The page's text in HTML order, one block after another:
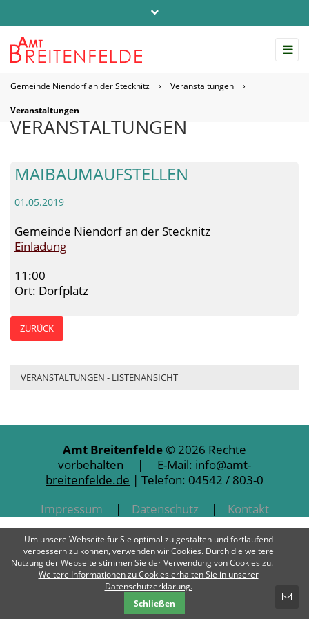
SCHNELLKONTAKT
E-Mail-Nachricht - Amt Breitenfelde
info@amt-breitenfelde.de
Gemeinde Niendorf an der Stecknitz › Veranstaltungen ›
Veranstaltungen
VERANSTALTUNGEN
MAIBAUMAUFSTELLEN
01.05.2019
Gemeinde Niendorf an der Stecknitz
Einladung
11:00
Ort: Dorfplatz
ZURÜCK
VERANSTALTUNGEN - LISTENANSICHT
Amt Breitenfelde © 2026 Rechte
vorbehalten | E-Mail: info@amt-
breitenfelde.de | Telefon: 04542 / 803-0
Impressum
Datenschutz Kontakt
Um unsere Webseite für Sie optimal zu gestalten und fortlaufend
verbessern zu können, verwenden wir Cookies. Durch die weitere
Nutzung der Webseite stimmen Sie der Verwendung von Cookies zu.
Weitere Informationen zu Cookies erhalten Sie in unserer
Datenschutzerklärung.
Schließen